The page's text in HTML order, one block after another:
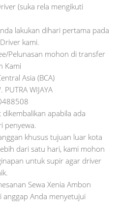
(suka rela mengikuti
lakukan dihari pertama pada
kami.
Pelunasan mohon di transfer
Kami
Asia (BCA)
WIJAYA
apabila ada
penyewa.
khusus tujuan luar kota
dari satu hari, kami mohon
untuk supir agar driver
Sewa Xenia Ambon
anggap Anda menyetujui